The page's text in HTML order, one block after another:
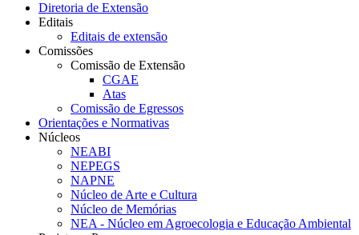
Diretoria de Extensão
Editais
Editais de extensão
Comissões
Comissão de Extensão
CGAE
Atas
Comissão de Egressos
Orientações e Normativas
Núcleos
NEABI
NEPEGS
NAPNE
Núcleo de Arte e Cultura
Núcleo de Memórias
NEA - Núcleo em Agroecologia e Educação Ambiental